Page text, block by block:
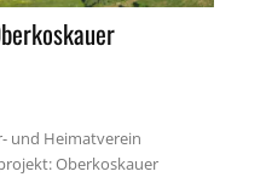
und Heimatverein
Oberkoskauer